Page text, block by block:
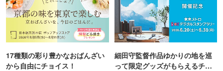
17種類の彩り豊かなおばんざい
から自由にチョイス！
細田守監督作品ゆかりの地を巡
って限定グッズがもらえるチャ